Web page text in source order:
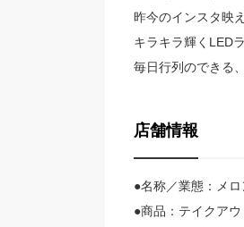
昨今のインスタ映
キラキラ輝くLED
毎日行列のできる
店舗情報
●名称／業態：メ
●商品：テイクア